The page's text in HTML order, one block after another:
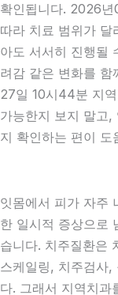
확인됩니다. 2026
따라 치료 범위가
아도 서서히 진행될
려감 같은 변화를
27일 10시44분 지
가능한지 보지 말고,
지 확인하는 편이
잇몸에서 피가 자주
한 일시적 증상으로
습니다. 치주질환은
스케일링, 치주검사,
다. 그래서 지역치과